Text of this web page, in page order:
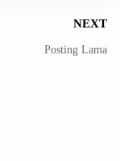
NEXT
Posting Lama